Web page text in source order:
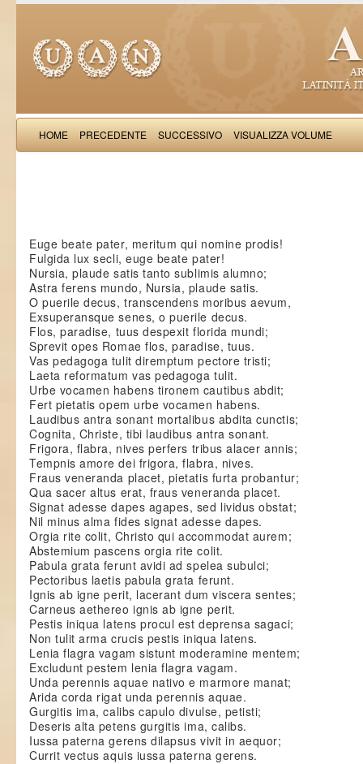
HOME PRECEDENTE SUCCESSIVO VISUALIZZA VOLUME
Euge beate pater, meritum qui nomine prodis!
Fulgida lux secli, euge beate pater!
Nursia, plaude satis tanto sublimis alumno;
Astra ferens mundo, Nursia, plaude satis.
O puerile decus, transcendens moribus aevum,
Exsuperansque senes, o puerile decus.
Flos, paradise, tuus despexit florida mundi;
Sprevit opes Romae flos, paradise, tuus.
Vas pedagoga tulit diremptum pectore tristi;
Laeta reformatum vas pedagoga tulit.
Urbe vocamen habens tironem cautibus abdit;
Fert pietatis opem urbe vocamen habens.
Laudibus antra sonant mortalibus abdita cunctis;
Cognita, Christe, tibi laudibus antra sonant.
Frigora, flabra, nives perfers tribus alacer annis;
Tempnis amore dei frigora, flabra, nives.
Fraus veneranda placet, pietatis furta probantur;
Qua sacer altus erat, fraus veneranda placet.
Signat adesse dapes agapes, sed lividus obstat;
Nil minus alma fides signat adesse dapes.
Orgia rite colit, Christo qui accommodat aurem;
Abstemium pascens orgia rite colit.
Pabula grata ferunt avidi ad spelea subulci;
Pectoribus laetis pabula grata ferunt.
Ignis ab igne perit, lacerant dum viscera sentes;
Carneus aethereo ignis ab igne perit.
Pestis iniqua latens procul est deprensa sagaci;
Non tulit arma crucis pestis iniqua latens.
Lenia flagra vagam sistunt moderamine mentem;
Excludunt pestem lenia flagra vagam.
Unda perennis aquae nativo e marmore manat;
Arida corda rigat unda perennis aquae.
Gurgitis ima, calibs capulo divulse, petisti;
Deseris alta petens gurgitis ima, calibs.
Iussa paterna gerens dilapsus vivit in aequor;
Currit vectus aquis iussa paterna gerens.